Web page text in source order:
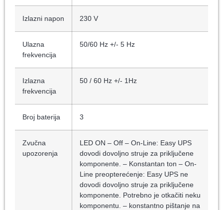
Izlazni napon 230 V
Ulazna
frekvencija
50/60 Hz +/- 5 Hz
Izlazna
frekvencija
50 / 60 Hz +/- 1Hz
Broj baterija 3
Zvučna
upozorenja
LED ON – Off – On-Line: Easy UPS
dovodi dovoljno struje za priključene
komponente. – Konstantan ton – On-
Line preopterećenje: Easy UPS ne
dovodi dovoljno struje za priključene
komponente. Potrebno je otkačiti neku
komponentu. – konstantno pištanje na